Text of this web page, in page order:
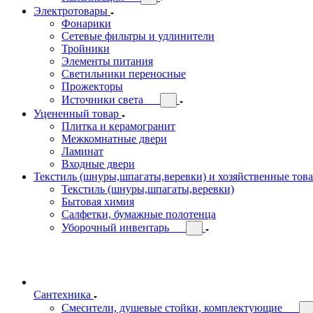
Электротовары
Фонарики
Сетевые фильтры и удлинители
Тройники
Элементы питания
Светильники переносные
Прожекторы
Источники света
Уцененный товар
Плитка и керамогранит
Межкомнатные двери
Ламинат
Входные двери
Текстиль (шнуры,шпагаты,веревки) и хозяйственные
Текстиль (шнуры,шпагаты,веревки)
Бытовая химия
Салфетки, бумажные полотенца
Уборочный инвентарь
Сантехника
Смесители, душевые стойки, комплектующие